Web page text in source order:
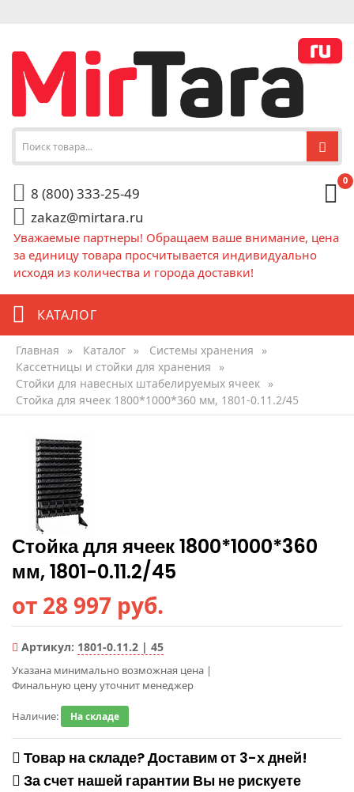
8 (800) 333-25-49
zakaz@mirtara.ru
0
Уважаемые партнеры! Обращаем ваше внимание, цена
за единицу товара просчитывается индивидуально
исходя из количества и города доставки!
КАТАЛОГ
Главная » Каталог » Системы хранения
»
Кассетницы и стойки для хранения
»
Стойки для навесных штабелируемых ячеек »
Стойка для ячеек 1800*1000*360 мм, 1801-0.11.2/45
Стойка для ячеек 1800*1000*360
мм, 1801-0.11.2/45
от 28 997 руб.
Артикул: 1801-0.11.2 | 45
Указана минимально возможная цена |
Финальную цену уточнит менеджер
Наличие: На складе
Товар на складе? Доставим от 3-х дней!
За счет нашей гарантии Вы не рискуете